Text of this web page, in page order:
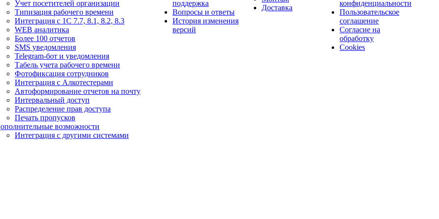
Учет посетителей организации
Типизация рабочего времени
Интеграция с 1С 7.7, 8.1, 8.2, 8.3
WEB аналитика
Более 100 отчетов
SMS уведомления
Telegram-бот и уведомления
Табель учета рабочего времени
Фотофиксация сотрудников
Интеграция с Алкотестерами
Автоформирование отчетов на почту
Интервальный доступ
Распределение прав доступа
Печать пропусков
возможности
Интеграция с другими системами
поддержка
Вопросы и ответы
История изменения
версий
Доставка
конфиденциальности
Пользовательское
соглашение
Согласие на
обработку
Cookies